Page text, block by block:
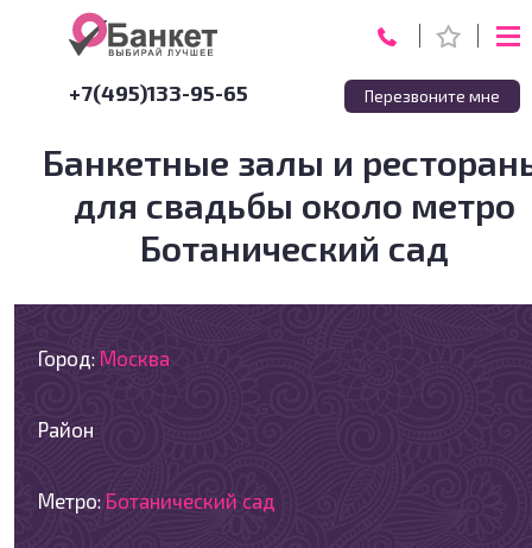
+7(495)133-95-65 Перезвоните мне
Банкетные залы и
для свадьбы около метро
Ботанический сад
Город: Москва
Район
Метро: Ботанический сад